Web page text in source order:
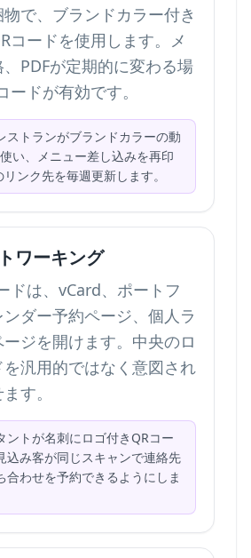
物で、ブランドカラー付き
コードを使用します。メ
PDFが定期的に変わる場
ードが有効です。
ストランがブランドカラーの動
い、メニュー差し込みを再印
ンク先を毎週更新します。
ワーキング
ドは、vCard、ポートフ
ダー予約ページ、個人ラ
ジを開けます。中央のロ
汎用的ではなく意図され
す。
ントが名刺にロゴ付きQRコー
込み客が同じスキャンで連絡先
合わせを予約できるようにしま